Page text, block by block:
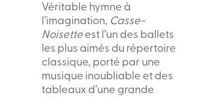
Véritable hymne à
l’imagination, Casse-
Noisetteest l’un des ballets
les plus aimés du répertoire
classique, porté par une
musique inoubliable et des
tableaux d’une grande